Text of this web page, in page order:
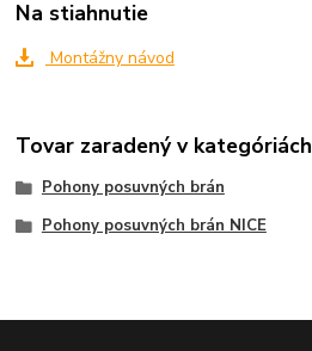
Na stiahnutie
Montážny návod
Tovar zaradený v kategóriách
Pohony posuvných brán
Pohony posuvných brán NICE